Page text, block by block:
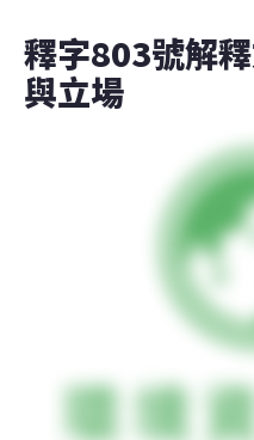
釋字803號解
與立場